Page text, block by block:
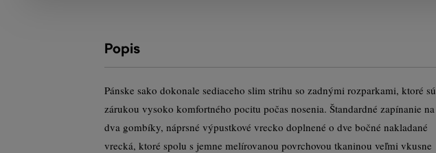
Popis
Pánske sako dokonale sediaceho slim strihu so zadnými rozparkami, ktoré sú
zárukou vysoko komfortného pocitu počas nosenia. Štandardné zapínanie na
dva gombíky, náprsné výpustkové vrecko doplnené o dve bočné nakladané
vrecká, ktoré spolu s jemne melírovanou povrchovou tkaninou veľmi vkusne